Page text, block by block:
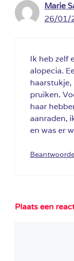
Marie
26/01/
Ik heb zelf
alopecia.
pruiken.
haar
aanraden,
en was er
Plaats een